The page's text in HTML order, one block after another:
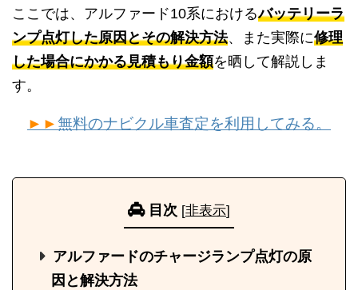
ここでは、アルファード10系におけるバッテリーラ
ンプ点灯した原因とその解決方法、また実際に修理
した場合にかかる見積もり金額を晒して解説しま
す。
►►無料のナビクル車査定を利用してみる。
目次 [非表示]
アルファードのチャージランプ点灯の原
因と解決方法